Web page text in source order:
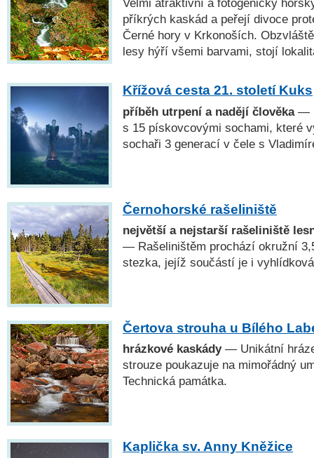
Velmi atraktivní a fotogenický
příkrých kaskád a peřejí divoce
Černé hory v Krkonoších.
lesy hýří všemi barvami, stojí
Křížová cesta 21. století Kuks
příběh utrpení a nadějí člověka —
s 15 pískovcovými sochami, které
sochaři 3 generací v čele s
Černohorské rašeliniště
největší a nejstarší rašeliniště
— Rašeliništěm prochází okružní
stezka, jejíž součástí je i
Čertova strouha u Bílého
hrázkové kaskády— Unikátní
strouze poukazuje na mimořádný
Technická památka.
Kaplička sv. Anny Kněžice